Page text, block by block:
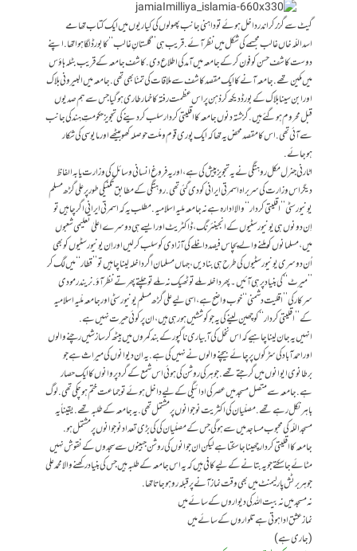
گیٹ سے گزر کر اندر داخل ہوئے تو داہنی جانب پھولوں کی کیاریوں میں ایک کتاب تھامے
اسداللّہ خاں غالب مجسمے کی شکل میں نظر آئے. قریب ہی ’’گلستانِ غالب‘‘ کا بورڈ لگا ہوا تھا. اپنے
دوست کاشف حسن کو فون کرکے جامعہ میں آمد کی اطلاع دی. کاشف جامعہ کے قریب بٹلہ ہاؤس
میں مکین تھے. جامعہ آنے کا ایک مقصد کاشف سے ملاقات کی تمنّا بھی تھی. جامعہ میں البیرونی بلاک
اور ابن سینا بلاک کے بورڈ دیکھ کر ذہن پر اس عظمت رفتہ کا خمار طاری ہوگیا جس سے ہم صدیوں
قبل محروم ہوگئے ہیں. گزشتہ دنوں جامعہ کا اقلیتی کردار سلب کردینے کی تجویز حکومتِ ہند کی جانب
سے آئی تھی. اس کا مقصد محض یہ تھا کہ ایک پوری قوم و ملّت حوصلہ کھو بیٹھے اور مایوسی کی شکار
ہوجائے.
اٹارنی جنرل مکل روہتگی نے یہ تجویز پیش کی ہے، اور یہ فروغ انسانی وسائل کی وزارت یا بہ الفاظ
دیگر اس وزارت کی سربراہ اسمرتی ایرانی کو دی گئی تھی. روہتگی کے مطابق تکنیکی طور پر علی گڑھ مسلم
یونیورسٹی ’’اقلیتی کردار‘‘ والا ادارہ ہے نہ جامعہ ملیہ اسلامیہ. مطلب یہ کہ اسمرتی ایرانی اگر چاہیں تو
اِن دونوں ہی یونیورسٹیوں کے انجینئرنگ، ڈاکٹریٹ اور ایسے ہی دوسرے اعلیٰ تعلیمی شعبوں
میں، مسلمانوں کو ملنے والے پچاس فیصد داخلے کی آزادی کو سلب کرلیں اور اِن یونیورسٹیوں کو بھی
اُن دوسری یونیورسٹیوں کی طرح ہی بنادیں، جہاں مسلمان اگر داخلہ لینا چاہیں تو’’قطار‘‘ میں لگ کر
’’میرٹ‘‘ کی بنیاد پر ہی آئیں۔ پھر داخلہ ملے تو ٹھیک نہ ملے تو چلتے پھرتے نظر آؤ. نریندر مودی
سرکار کی ’’اقلیت دشمنی‘‘ خوب واضح ہے، اسی لیےعلی گڑھ مسلم یونیورسٹی اور جامعہ ملّیہ اسلامیہ
کے ’’اقلیتی کردار‘‘ کو چھین لینے کی یہ جو کوششیں ہورہی ہیں، ان پر کوئی حیرت نہیں ہے.
انہیں یہ جان لینا چاہیے کہ اس نخل کی آبیاری ناگپور کے بند کمروں میں بیٹھ کر سازشیں رچنے والوں
اور احمدآباد کی سڑکوں پر چائے بیچنے والوں نے نہیں کی ہے. یہ ان دیوانوں کی میراث ہے جو
برطانوی ایوانوں میں گرجتے تھے. جوہر کی روشن کی ہوئی اس شمع کے گرد پروانوں کا ایک حصار
ہے. جامعہ سے متصل مسجد میں عصر کی ادائیگی کے لیے داخل ہوئے تو جماعت ختم ہوچکی تھی. لوگ
باہر نکل رہے تھے. مصلّیان کی اکثریت نوجوانوں پر مشتمل تھی. یہ جامعہ کے طلبہ تھے. یقیناً یہ
مسجد اللّہ کی محبوب مساجد میں سے ہوگی جس کے مصلّیان کی کی بڑی تعداد نوجوانوں پر مشتمل ہو.
جامعہ کا اقلیتی کردار چھینا جا سکتا ہے لیکن ان جوانوں کی روشن جبینوں سے سجدوں کے نقوش نہیں
مٹائے جاسکتے جو یہ بتانے کےلیے کافی ہیں کہ یہ اس جامعہ کے طلبہ ہیں جس کی بنیاد رکھنے والا محمد علی
جوہر برٹش پارلیمنٹ میں بھی وقت نماز آنے پر قبلہ رو ہوجاتا تھا.
نہ مسجد میں نہ بیت اللہ کی دیواروں کے سائے میں
نماز عشق ادا ہوتی ہے تلواروں کے سائے میں
(جاری ہے)